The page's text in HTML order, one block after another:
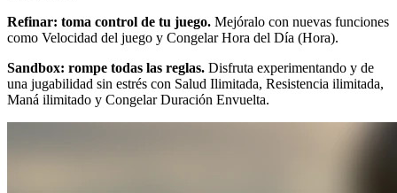
Refinar: toma control de tu juego. Mejóralo con nuevas funciones
como Velocidad del juego y Congelar Hora del Día (Hora).
Sandbox: rompe todas las reglas. Disfruta experimentando y de
una jugabilidad sin estrés con Salud Ilimitada, Resistencia ilimitada,
Maná ilimitado y Congelar Duración Envuelta.